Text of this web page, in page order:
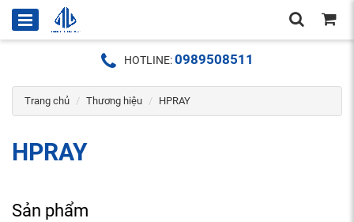
HOTLINE:0989508511
Trang chủ Thương hiệu HPRAY
HPRAY
Sản phẩm